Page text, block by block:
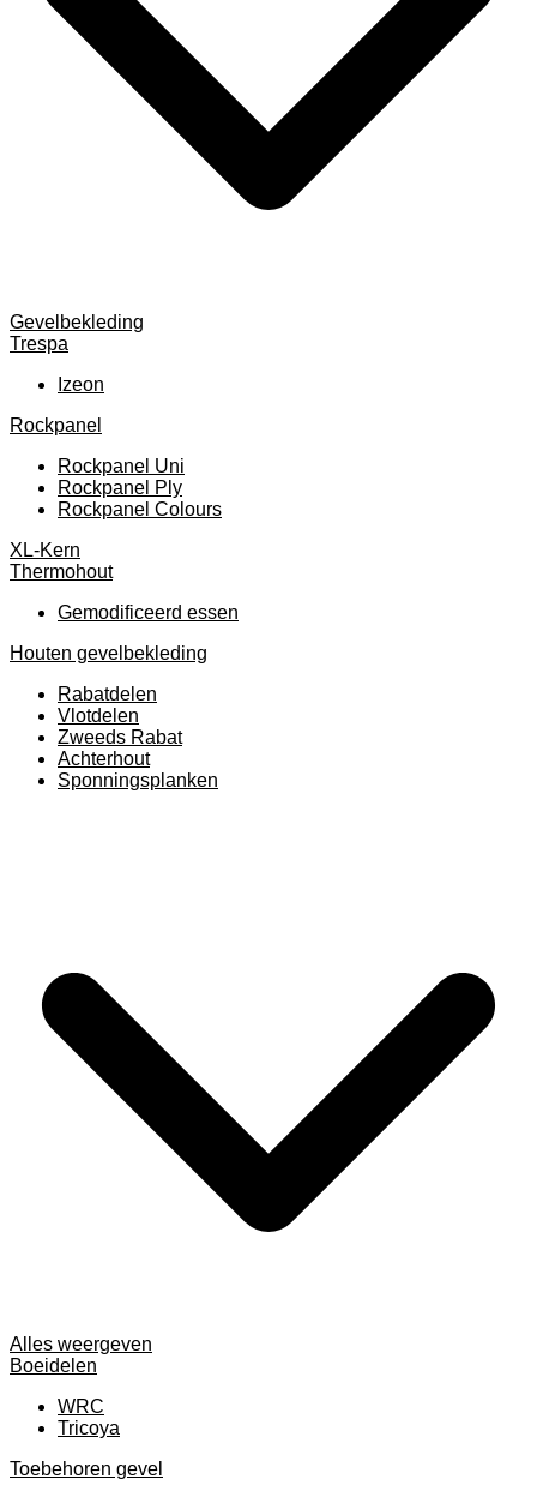
Gevelbekleding
Trespa
Izeon
Rockpanel
Rockpanel Uni
Rockpanel Ply
Rockpanel Colours
XL-Kern
Thermohout
Gemodificeerd essen
Houten gevelbekleding
Rabatdelen
Vlotdelen
Zweeds Rabat
Achterhout
Sponningsplanken
Alles weergeven
Boeidelen
WRC
Tricoya
Toebehoren gevel